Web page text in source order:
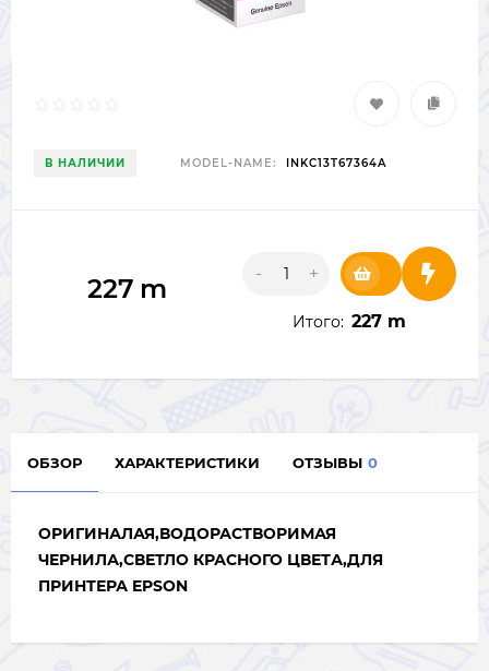
В НАЛИЧИИ MODEL-NAME: INKC13T67364A
227 m - +
Итого: 227 m
ОБЗОР ХАРАКТЕРИСТИКИ ОТЗЫВЫ 0
ОРИГИНАЛАЯ,ВОДОРАСТВОРИМАЯ
ЧЕРНИЛА,СВЕТЛО КРАСНОГО ЦВЕТА,ДЛЯ
ПРИНТЕРА EPSON